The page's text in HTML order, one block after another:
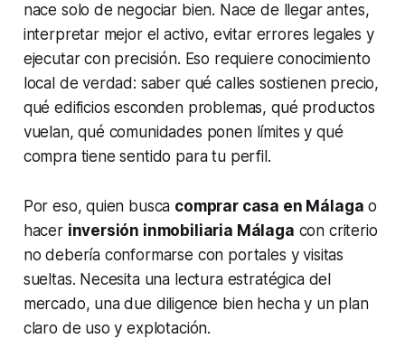
nace solo de negociar bien. Nace de llegar antes,
interpretar mejor el activo, evitar errores legales y
ejecutar con precisión. Eso requiere conocimiento
local de verdad: saber qué calles sostienen precio,
qué edificios esconden problemas, qué productos
vuelan, qué comunidades ponen límites y qué
compra tiene sentido para tu perfil.
Por eso, quien busca comprar casa en Málaga o
hacer inversión inmobiliaria Málaga con criterio
no debería conformarse con portales y visitas
sueltas. Necesita una lectura estratégica del
mercado, una due diligence bien hecha y un plan
claro de uso y explotación.